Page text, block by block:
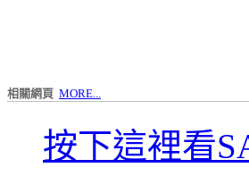
相關網頁 MORE...
按下這裡看